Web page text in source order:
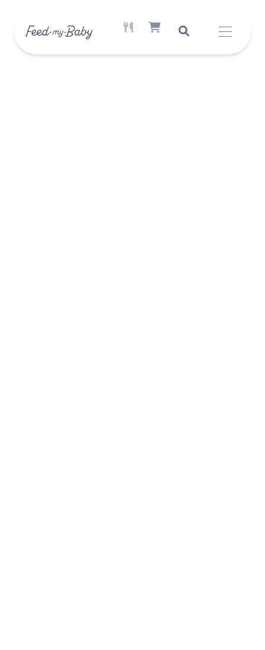
AKTIVE MAHLZEIT VERFÜGBAR
SHOPPING CART ITEM COUNT